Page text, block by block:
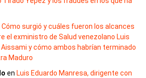
Cómo surgió y cuáles fueron los alcances
el exministro de Salud venezolano Luis
Aissami y cómo ambos habrían terminado
Maduro
en Luis Eduardo Manresa, dirigente con